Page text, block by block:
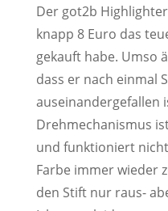
Der got2b
knapp 8 Euro das
gekauft habe. Umso
dass er nach einmal
auseinandergefallen
Drehmechanismus
und funktioniert
Farbe immer wieder
den Stift nur raus-